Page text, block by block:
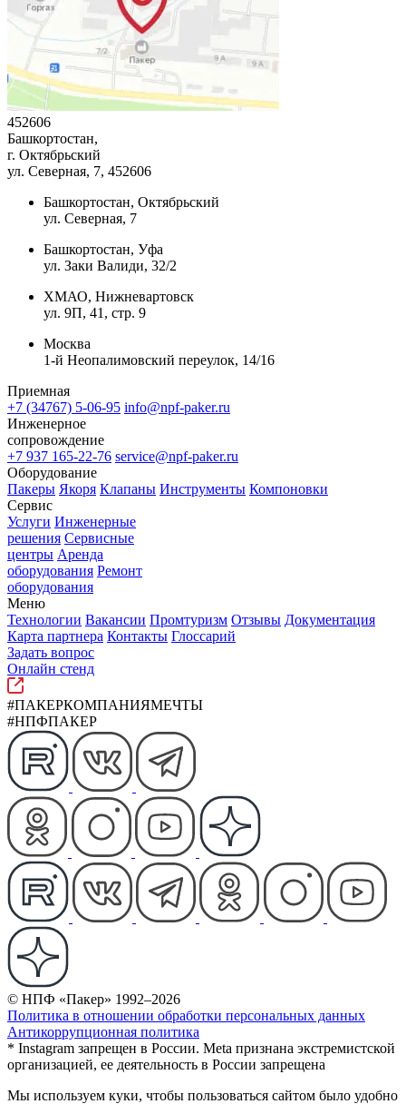
452606
Башкортостан,
г. Октябрьский
ул. Северная, 7, 452606
Башкортостан, Октябрьский
ул. Северная, 7
Башкортостан, Уфа
ул. Заки Валиди, 32/2
ХМАО, Нижневартовск
ул. 9П, 41, стр. 9
Москва
1-й Неопалимовский переулок, 14/16
Приемная
+7 (34767) 5-06-95 info@npf-paker.ru
Инженерное
сопровождение
+7 937 165-22-76 service@npf-paker.ru
Оборудование
Пакеры Якоря Клапаны Инструменты Компоновки
Сервис
Услуги Инженерные
решения Сервисные
центры Аренда
оборудования Ремонт
оборудования
Меню
Технологии Вакансии Промтуризм Отзывы Документация
Карта партнера Контакты Глоссарий
Задать вопрос
Онлайн стенд
#ПАКЕРКОМПАНИЯМЕЧТЫ
#НПФПАКЕР
© НПФ «Пакер» 1992–2026
Политика в отношении обработки персональных данных
Антикоррупционная политика
* Instagram запрещен в России. Meta признана экстремистской
организацией, ее деятельность в России запрещена
Мы используем куки, чтобы пользоваться сайтом было удобно